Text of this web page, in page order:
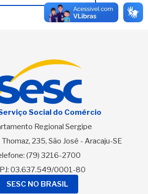
Social do Comércio
Regional Sergipe
235, São José - Aracaju-SE
(79) 3216-2700
03.637.549/0001-80
SESC NO BRASIL